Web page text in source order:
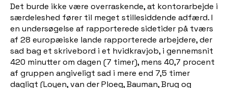
Det burde ikke være overraskende, at kontorarbejde i
særdeleshed fører til meget stillesiddende adfærd. I
en undersøgelse af rapporterede sidetider på tværs
af 28 europæiske lande rapporterede arbejdere, der
sad bag et skrivebord i et hvidkravjob, i gennemsnit
420 minutter om dagen (7 timer), mens 40,7 procent
af gruppen angiveligt sad i mere end 7,5 timer
dagligt (Loyen, van der Ploeg, Bauman, Brug og